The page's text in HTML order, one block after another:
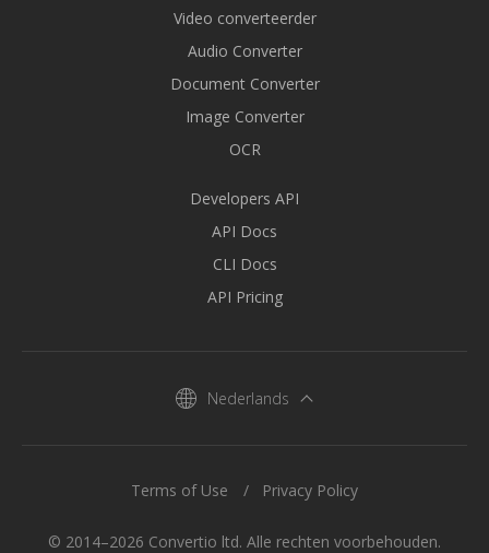
Video converteerder
Audio Converter
Document Converter
Image Converter
OCR
Developers API
API Docs
CLI Docs
API Pricing
Nederlands
© 2014–2026 Convertio ltd. Alle rechten voorbehouden.
Terms of Use Privacy Policy